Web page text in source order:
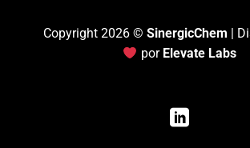
Copyright 2026 ©SinergicChem |
por Elevate Labs